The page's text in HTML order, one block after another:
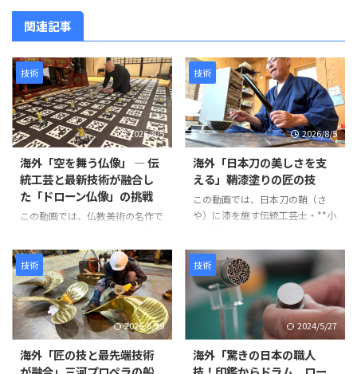
関連記事
技術
2026/8/5
海外「空を舞う仏像」 ― 伝
統工芸と最新技術が融合し
た「ドローン仏像」の挑戦
この動画では、仏教美術の名作で
を現代のテクノロジーで再現す
る、革新的なプロジェクトが紹介
されています。 阿弥陀如来と25
体の菩薩が極楽浄土から人々を迎
えに来る情景を、空中を舞うドロ
ーン仏像によって表現するとい
う、伝統文化と最新技術を融合さ
せた試みです。 制作には、約
技術
2026/8/5
海外「日本刀の美しさを支
える」鞘漆塗りの匠の技
この動画では、日本刀の鞘（さ
や）に漆を施す伝統工芸士・**小
氏の仕事が紹介されています。日
本刀の鞘は単なる収納具ではな
く、刀身を守る重要な役割を担っ
ています。熟練の職人が幾度も塗
装と研磨を繰り返し、美しさと耐
久性を兼ね備えた鞘を完成させて
いきます。 製造工程は以下のよ
うに進みます。 まず、2枚の木材
技術
2026/6/29
海外「匠の技と最先端技術
技術
2024/5/27
海外「驚きの日本の職人